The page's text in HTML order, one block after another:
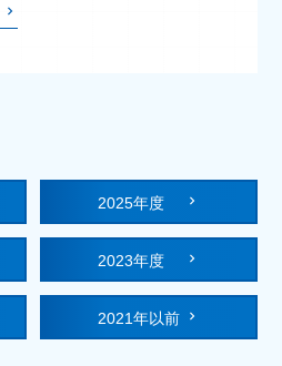
2025年度
2023年度
2021年以前